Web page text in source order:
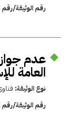
رقم الوثيقة/
عدم
العامة
نوع الوثيقة:
رقم الوثيقة/